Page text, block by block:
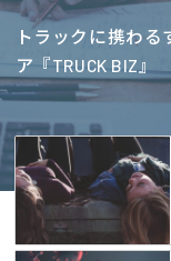
トラックに携わ
ア『TRUCK BIZ』